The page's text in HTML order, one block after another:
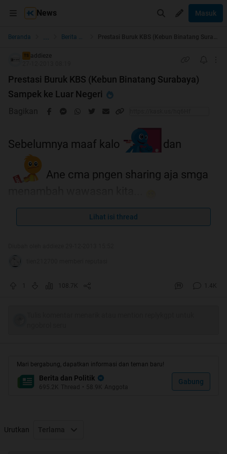
News Masuk
Beranda ... Berita dan Politik
TS addieze
Prestasi Buruk KBS (Kebun Binatang Surabaya)
Sampek ke Luar Negeri
Bagikan
Sebelumnya maaf kalo dan
Ane cma pngen sharing aja smga
Lihat isi thread
108.7K 1.4K
Mari bergabung, dapatkan informasi dan teman baru!
Berita dan Politik
695.2K Thread • 58.9K Anggota
Gabung
Urutkan Terlama